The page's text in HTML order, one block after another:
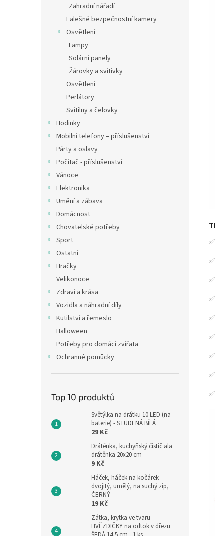
Zahradní nářadí
Falešné bezpečnostní kamery
Osvětlení
Lampy
Solární panely
Žárovky a svítivky
Osvětlení
Perlátory
Svítilny a čelovky
Hodinky
Mobilní telefony – příslušenství
Párty a oslavy
Počítač - příslušenství
Vánoce
Elektronika
Umění a zábava
Domácnost
Chovatelské potřeby
Sport
Ostatní
Hračky
Velikonoce
Zdraví a krása
Vozidla a náhradní díly
Kutilství a řemeslo
Halloween
Potřeby pro domácí zvířata
Ochranné pomůcky
Top 10 produktů
Světýlka na drátku 10 LED (na
baterie) - STUDENÁ BÍLÁ
29 Kč
Drátěnka, kuchyňský čistič ala
drátěnka 20x20 cm
9 Kč
Háček, háček na kočárek
dvojitý, umělý, na suchý zip,
ČERNÝ
19 Kč
Zátka, krytka ve tvaru
HVĚZDIČKY na odtok v dřezu
✅